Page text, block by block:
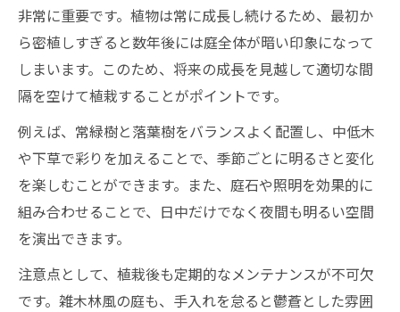
非常に重要です。植物は常に成長し続けるため、最初か
ら密植しすぎると数年後には庭全体が暗い印象になって
しまいます。このため、将来の成長を見越して適切な間
隔を空けて植栽することがポイントです。
例えば、常緑樹と落葉樹をバランスよく配置し、中低木
や下草で彩りを加えることで、季節ごとに明るさと変化
を楽しむことができます。また、庭石や照明を効果的に
組み合わせることで、日中だけでなく夜間も明るい空間
を演出できます。
注意点として、植栽後も定期的なメンテナンスが不可欠
です。雑木林風の庭も、手入れを怠ると鬱蒼とした雰囲